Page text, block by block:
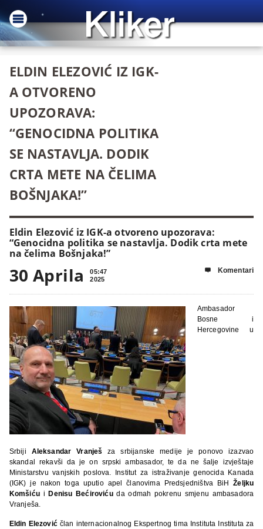
ELDIN ELEZOVIĆ IZ IGK-
A OTVORENO
UPOZORAVA:
“GENOCIDNA POLITIKA
SE NASTAVLJA. DODIK
CRTA METE NA ČELIMA
BOŠNJAKA!”
Eldin Elezović iz IGK-a otvoreno upozorava:
“Genocidna politika se nastavlja. Dodik crta mete
na čelima Bošnjaka!”
30 Aprila
05:47
2025
 Komentari
Ambasador
Bosne i
Hercegovine u
Srbiji Aleksandar Vranješ
za srbijanske medije je ponovo izazvao
skandal rekavši da je on srpski ambasador, te da ne šalje izvještaje
Ministarstvu vanjskih poslova. Institut za istraživanje genocida Kanada
(IGK) je nakon toga uputio apel članovima Predsjedništva BiHŽeljku
KomšićuiDenisu Bećirovićuda odmah pokrenu smjenu ambasadora
Vranješa.
Eldin Elezovićčlan internacionalnog Ekspertnog tima Instituta Instituta za